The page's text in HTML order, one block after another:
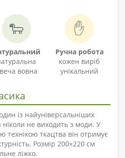
🐑
вовна
✋
Ручна робота
кожен виріб
унікальний
із найуніверсальніших
ніколи не виходить з моди. У
технікою ткацтва він отримує
Розмір 200×220 см
ліжко.